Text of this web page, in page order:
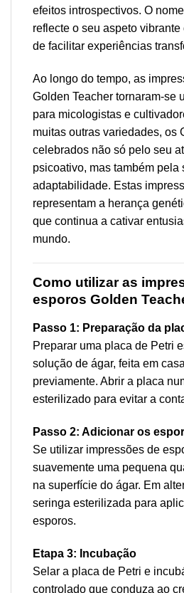
efeitos introspectivos. O
reflecte o seu aspeto
de facilitar experiências
Ao longo do tempo, as
Golden Teacher tornaram-se
para micologistas e
muitas outras variedades, os
celebrados não só pelo seu
psicoativo, mas também pela
adaptabilidade. Estas
representam a herança
que continua a cativar
mundo.
Como utilizar as
esporos Golden
Passo 1: Preparação da
Preparar uma placa de Petri
solução de ágar, feita em
previamente. Abrir a placa
esterilizado para evitar a
Passo 2: Adicionar os
Se utilizar impressões de
suavemente uma pequena
na superfície do ágar. Em
seringa esterilizada para
esporos.
Etapa 3: Incubação
Selar a placa de Petri e
controlado que conduza ao